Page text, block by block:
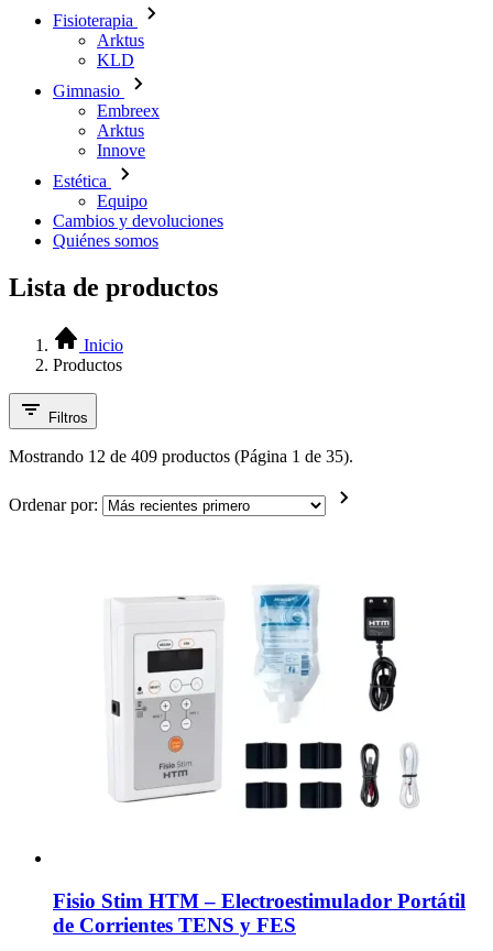
Fisioterapia
Arktus
KLD
Gimnasio
Embreex
Arktus
Innove
Estética
Equipo
Cambios y devoluciones
Quiénes somos
Lista de productos
Inicio
Productos
Filtros
Mostrando 12 de 409 productos (Página 1 de 35).
Ordenar por:
Fisio Stim HTM – Electroestimulador Portátil
de Corrientes TENS y FES